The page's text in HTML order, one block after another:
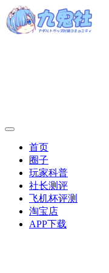
首页
圈子
玩家科普
社长测评
飞机杯评测
淘宝店
APP下载